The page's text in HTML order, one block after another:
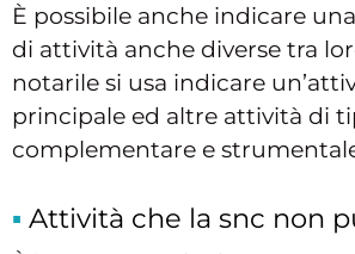
È possibile anche indicare
di attività anche diverse tra
notarile si usa indicare
principale ed altre attività di
complementare e
Attività che la snc non